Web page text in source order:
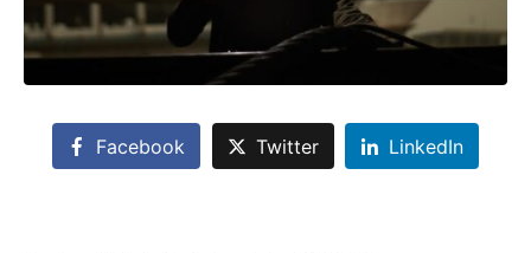
Facebook Twitter LinkedIn